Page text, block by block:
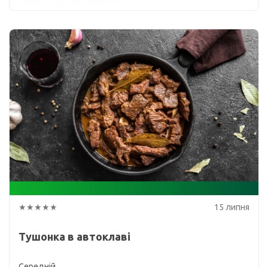
★★★★★ 15 липня
Тушонка в автоклаві